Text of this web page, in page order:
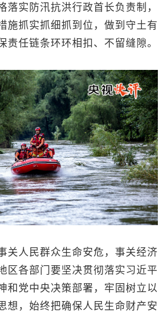
落实防汛抗洪行政首长负责制，
施抓实抓细抓到位，做到守土有
责任链条环环相扣、不留缝隙。
人民群众生命安危，事关经济
区各部门要坚决贯彻落实习近平
和党中央决策部署，牢固树立以
想，始终把确保人民生命财产安